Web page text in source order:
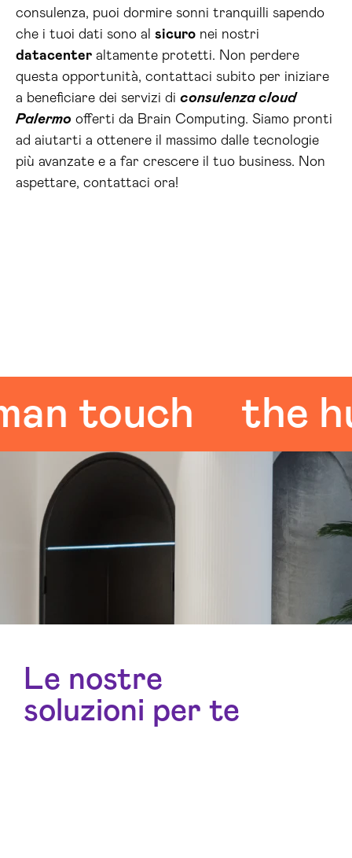
consulenza, puoi dormire sonni tranquilli sapendo
che i tuoi dati sono al sicuro nei nostri
datacenter altamente protetti. Non perdere
questa opportunità, contattaci subito per iniziare
a beneficiare dei servizi di consulenza cloud
Palermo offerti da Brain Computing. Siamo pronti
ad aiutarti a ottenere il massimo dalle tecnologie
più avanzate e a far crescere il tuo business. Non
aspettare, contattaci ora!
touch the
Le nostre
soluzioni per te